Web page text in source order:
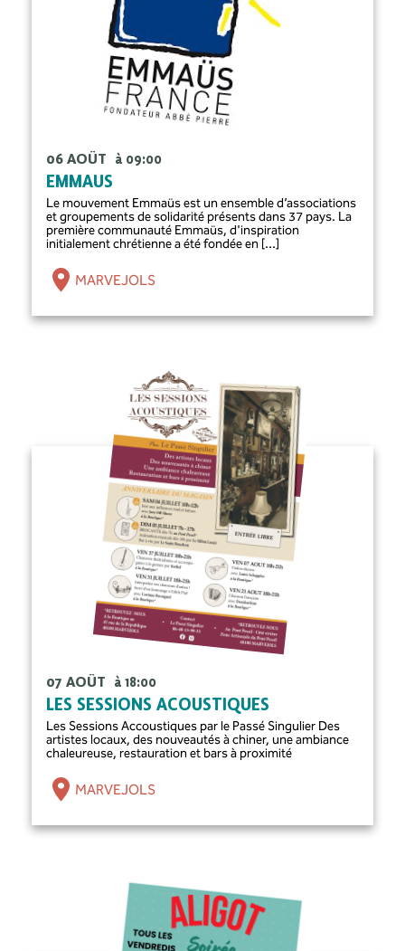
06 AOÛT à 09:00
EMMAUS
Le mouvement Emmaüs est un ensemble d’associations
et groupements de solidarité présents dans 37 pays. La
première communauté Emmaüs, d'inspiration
initialement chrétienne a été fondée en [...]
MARVEJOLS
07 AOÛT à 18:00
LES SESSIONS ACOUSTIQUES
Les Sessions Accoustiques par le Passé Singulier Des
artistes locaux, des nouveautés à chiner, une ambiance
chaleureuse, restauration et bars à proximité
MARVEJOLS